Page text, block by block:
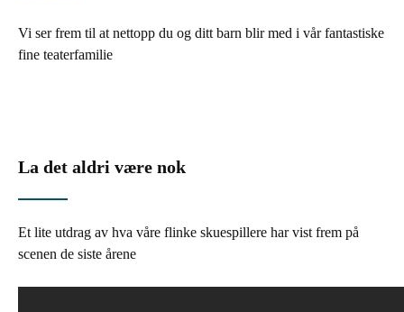
Vi ser frem til at nettopp du og ditt barn blir med i vår fantastiske
fine teaterfamilie
La det aldri være nok
Et lite utdrag av hva våre flinke skuespillere har vist frem på
scenen de siste årene